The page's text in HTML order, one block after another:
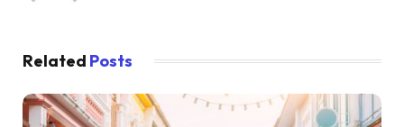
Related Posts